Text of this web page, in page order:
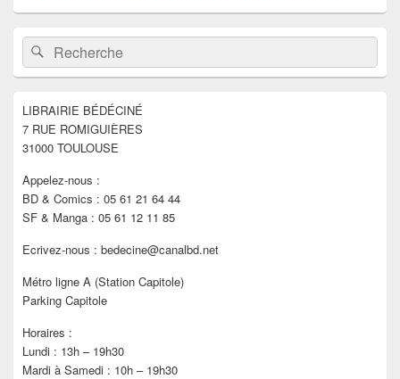
Zone
principale
de
widget
barre
latérale
Recherche :Rechercher
LIBRAIRIE BÉDÉCINÉ
7 RUE ROMIGUIÈRES
31000 TOULOUSE
Appelez-nous :
BD & Comics : 05 61 21 64 44
SF & Manga : 05 61 12 11 85
Ecrivez-nous : bedecine@canalbd.net
Métro ligne A (Station Capitole)
Parking Capitole
Horaires :
Lundi : 13h – 19h30
Mardi à Samedi : 10h – 19h30